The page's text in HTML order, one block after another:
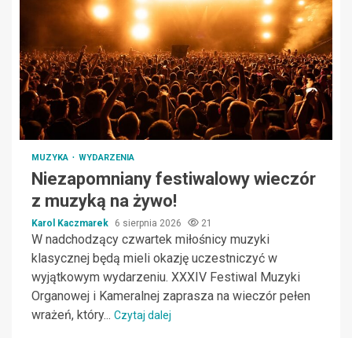
MUZYKA WYDARZENIA
Niezapomniany festiwalowy wieczór
z muzyką na żywo!
Karol Kaczmarek 6 sierpnia 2026 21
W nadchodzący czwartek miłośnicy muzyki
klasycznej będą mieli okazję uczestniczyć w
wyjątkowym wydarzeniu. XXXIV Festiwal Muzyki
Organowej i Kameralnej zaprasza na wieczór pełen
wrażeń, który... Czytaj dalej